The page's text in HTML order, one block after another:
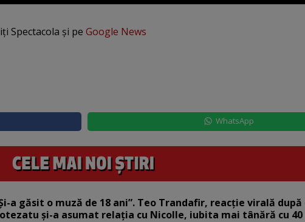
Spectacola și pe Google News
WhatsApp
a găsit o muză de 18 ani”. Teo Trandafir, reacție virală după
și-a asumat relația cu Nicolle, iubita mai tânără cu 40